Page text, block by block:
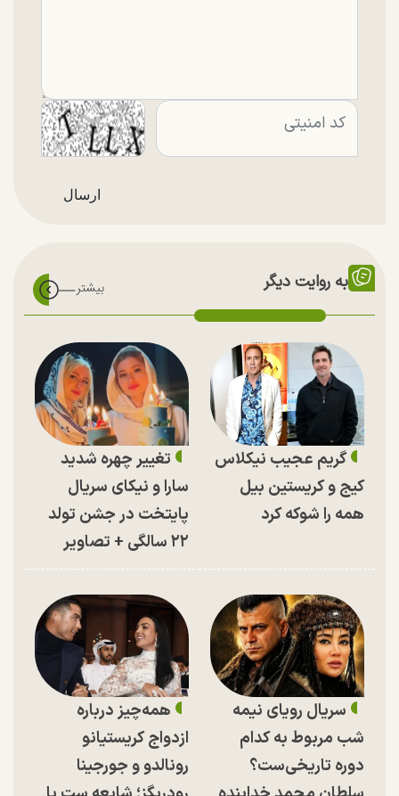
به روایت دیگر
گریم عجیب نیکلاس
کیج و کریستین بیل
همه را شوکه کرد
تغییر چهره شدید
سارا و نیکای سریال
پایتخت در جشن تولد
۲۲ سالگی + تصاویر
سریال رویای نیمه
شب مربوط به کدام
دوره تاریخی‌ست؟
همه‌چیز درباره
ازدواج کریستیانو
رونالدو و جورجینا